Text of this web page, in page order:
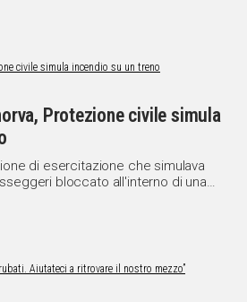
Protezione civile simula
di esercitazione che simulava
bloccato all'interno di una